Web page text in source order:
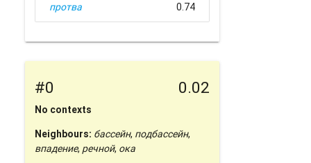
протва 0.74
#0 0.02
No contexts
Neighbours: бассейн, подбассейн,
впадение, речной, ока